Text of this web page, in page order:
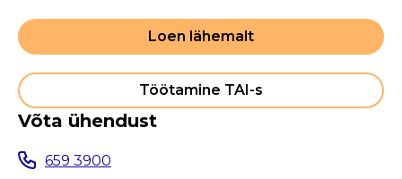
Loen lähemalt
Töötamine TAI-s
Võta ühendust
659 3900